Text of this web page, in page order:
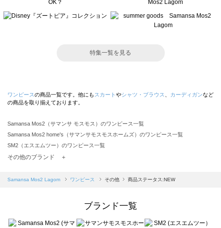
特集一覧を見る
ワンピースの商品一覧です。他にも スカート やシャツ・ブラウス カーディガンなど
の商品を取り揃えております。
Samansa Mos2（サマンサ モスモス）のワンピース一覧
Samansa Mos2 home's（サマンサモスモスホームズ）のワンピース一覧
SM2（エスエムツー）のワンピース一覧
TSUHARU by Samansa Mos2（ツハルバイサマンサモスモス）のワンピース一覧
Samansa Mos2 blue（サマンサモスモス ブルー）のワンピース一覧
sō4ū（ソウフォーユー）のワンピース一覧
Te chichi（テチチ）のワンピース一覧
その他のブランド ＋
Samansa Mos2 Lagom ワンピース その他 商品ステータス:NEW
ブランド一覧